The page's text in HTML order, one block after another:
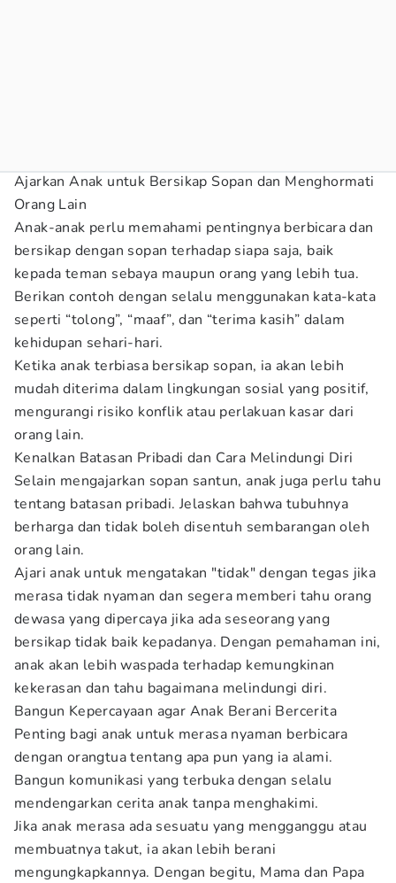
Ajarkan Anak untuk Bersikap Sopan dan Menghormati
Orang Lain
Anak-anak perlu memahami pentingnya berbicara dan
bersikap dengan sopan terhadap siapa saja, baik
kepada teman sebaya maupun orang yang lebih tua.
Berikan contoh dengan selalu menggunakan kata-kata
seperti “tolong”, “maaf”, dan “terima kasih” dalam
kehidupan sehari-hari.
Ketika anak terbiasa bersikap sopan, ia akan lebih
mudah diterima dalam lingkungan sosial yang positif,
mengurangi risiko konflik atau perlakuan kasar dari
orang lain.
Kenalkan Batasan Pribadi dan Cara Melindungi Diri
Selain mengajarkan sopan santun, anak juga perlu tahu
tentang batasan pribadi. Jelaskan bahwa tubuhnya
berharga dan tidak boleh disentuh sembarangan oleh
orang lain.
Ajari anak untuk mengatakan "tidak" dengan tegas jika
merasa tidak nyaman dan segera memberi tahu orang
dewasa yang dipercaya jika ada seseorang yang
bersikap tidak baik kepadanya. Dengan pemahaman ini,
anak akan lebih waspada terhadap kemungkinan
kekerasan dan tahu bagaimana melindungi diri.
Bangun Kepercayaan agar Anak Berani Bercerita
Penting bagi anak untuk merasa nyaman berbicara
dengan orangtua tentang apa pun yang ia alami.
Bangun komunikasi yang terbuka dengan selalu
mendengarkan cerita anak tanpa menghakimi.
Jika anak merasa ada sesuatu yang mengganggu atau
membuatnya takut, ia akan lebih berani
mengungkapkannya. Dengan begitu, Mama dan Papa